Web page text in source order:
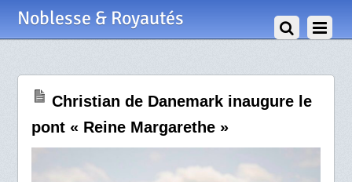
Noblesse & Royautés
Christian de Danemark inaugure le
pont « Reine Margarethe »